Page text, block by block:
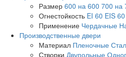
Размер 600 на 600 700 на
Огнестойкость EI 60 EIS 60
Применение Чердачные
Производственные двери
Материал Пленочные
Створки Двупольные